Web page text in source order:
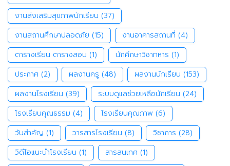
งานส่งเสริมสุขภาพนักเรียน (37)
งานสถานศึกษาปลอดภัย (15) งานอาคารสถานที่ (4)
ตารางเรียน ตารางสอน (1) นักศึกษาวิชาทหาร (1)
ประกาศ (2) ผลงานครู (48) ผลงานนักเรียน (153)
ผลงานโรงเรียน (39) ระบบดูแลช่วยเหลือนักเรียน (24)
โรงเรียนคุณธรรม (4) โรงเรียนคุณภาพ (6)
วันสำคัญ (1) วารสารโรงเรียน (8) วิชาการ (28)
วิดีโอแนะนำโรงเรียน (1) สารสนเทศ (1)